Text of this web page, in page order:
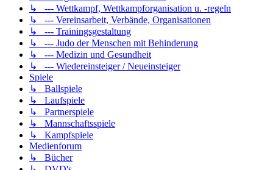
↳ --- Wettkampf, Wettkampforganisation u. -regeln
↳ --- Vereinsarbeit, Verbände, Organisationen
↳ --- Trainingsgestaltung
↳ --- Judo der Menschen mit Behinderung
↳ --- Medizin und Gesundheit
↳ --- Wiedereinsteiger / Neueinsteiger
Spiele
↳ Ballspiele
↳ Laufspiele
↳ Partnerspiele
↳ Mannschaftsspiele
↳ Kampfspiele
Medienforum
↳ Bücher